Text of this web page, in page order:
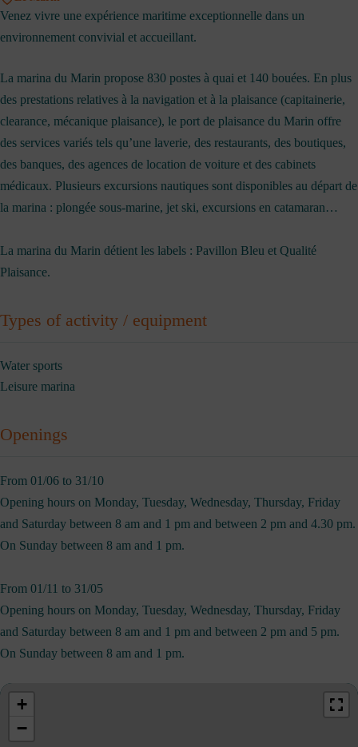
Venez vivre une expérience maritime exceptionnelle dans un
environnement convivial et accueillant.
La marina du Marin propose 830 postes à quai et 140 bouées. En plus
des prestations relatives à la navigation et à la plaisance (capitainerie,
clearance, mécanique plaisance), le port de plaisance du Marin offre
des services variés tels qu’une laverie, des restaurants, des boutiques,
des banques, des agences de location de voiture et des cabinets
médicaux. Plusieurs excursions nautiques sont disponibles au départ de
la marina : plongée sous‑marine, jet ski, excursions en catamaran…
La marina du Marin détient les labels : Pavillon Bleu et Qualité
Plaisance.
Types of activity / equipment
Water sports
Leisure marina
Openings
From 01/06 to 31/10
Opening hours on Monday, Tuesday, Wednesday, Thursday, Friday
and Saturday between 8 am and 1 pm and between 2 pm and 4.30 pm.
On Sunday between 8 am and 1 pm.
From 01/11 to 31/05
Opening hours on Monday, Tuesday, Wednesday, Thursday, Friday
and Saturday between 8 am and 1 pm and between 2 pm and 5 pm.
On Sunday between 8 am and 1 pm.
+
−